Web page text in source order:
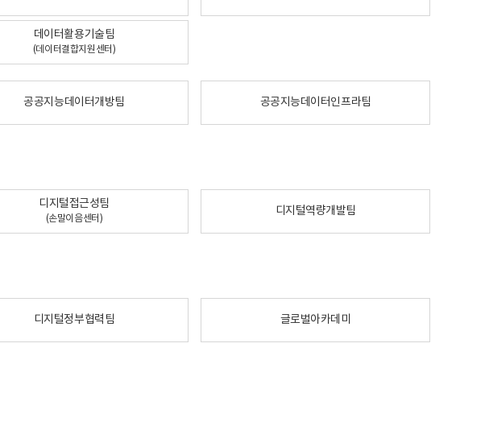
데이터활용기술팀
(데이터결합지원센터)
공공지능데이터개방팀 공공지능데이터인프라팀
디지털접근성팀
(손말이음센터)
디지털역량개발팀
디지털정부협력팀 글로벌아카데미